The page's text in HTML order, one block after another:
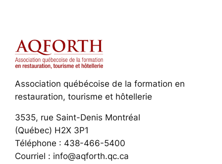
Association québécoise de la formation en
restauration, tourisme et hôtellerie
3535, rue Saint-Denis Montréal
(Québec) H2X 3P1
Téléphone : 438-466-5400
Courriel : info@aqforth.qc.ca